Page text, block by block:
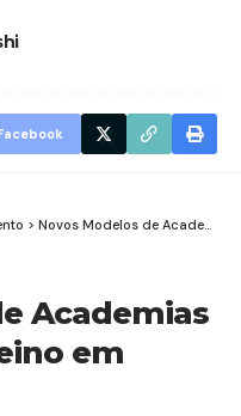
> Novos Modelos de Academias Transformam Treino em Experiência de Entretenimento
Academias
em